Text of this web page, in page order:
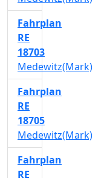
Fahrplan
RE
18703
Medewitz(Mark)
Fahrplan
RE
18705
Medewitz(Mark)
Fahrplan
RE